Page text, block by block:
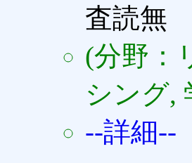
査読無
(分野：
シング,
--詳細--